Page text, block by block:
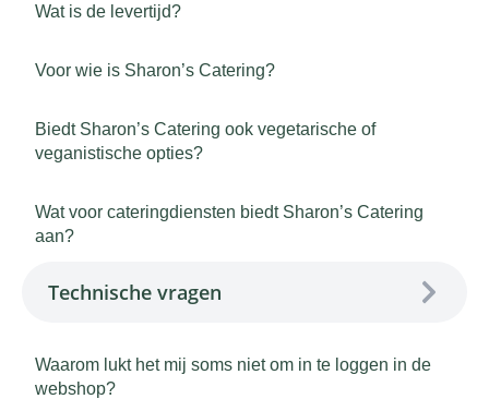
Wat is de levertijd?
Voor wie is Sharon’s Catering?
Biedt Sharon’s Catering ook vegetarische of
veganistische opties?
Wat voor cateringdiensten biedt Sharon’s Catering
aan?
Technische vragen
Waarom lukt het mij soms niet om in te loggen in de
webshop?